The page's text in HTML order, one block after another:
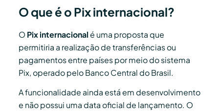
O que é o Pix internacional?
O Pix internacionalé uma proposta que
permitiria a realização de transferências ou
pagamentos entre países por meio do sistema
Pix, operado pelo Banco Central do Brasil.
A funcionalidade ainda está em desenvolvimento
e não possui uma data oficial de lançamento. O